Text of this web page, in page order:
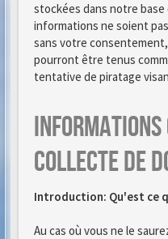
stockées dans notre
informations ne soient
sans votre
pourront être tenus
tentative de piratage
collecte de
Introduction: Qu'est ce
Au cas où vous ne le